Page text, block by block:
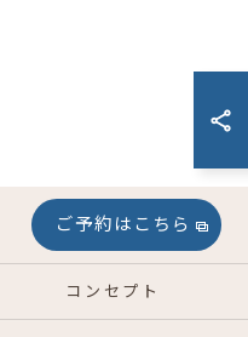
ご予約はこちら
コンセプト